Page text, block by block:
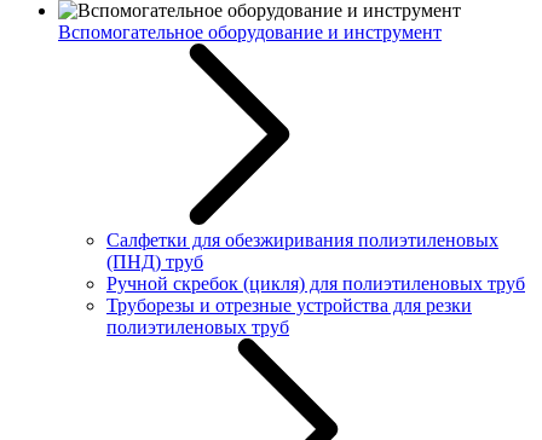
Вспомогательное оборудование и инструмент
Салфетки для обезжиривания полиэтиленовых
(ПНД) труб
Ручной скребок (цикля) для полиэтиленовых труб
Труборезы и отрезные устройства для резки
полиэтиленовых труб